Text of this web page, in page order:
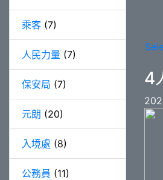
乘客 (7)
人民力量 (7)
保安局 (7)
元朗 (20)
入境處 (8)
公務員 (11)
4